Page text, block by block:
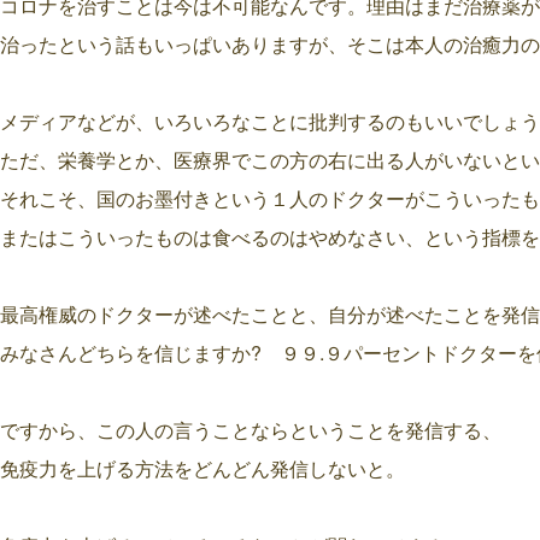
治ったという話もいっぱいありますが、そこは本人の治癒力
メディアなどが、いろいろなことに批判するのもいいでしょ
ただ、栄養学とか、医療界でこの方の右に出る人がいないと
それこそ、国のお墨付きという１人のドクターがこういった
またはこういったものは食べるのはやめなさい、という指標
最高権威のドクターが述べたことと、自分が述べたことを発
みなさんどちらを信じますか? ９９.９パーセントドクター
ですから、この人の言うことならということを発信する、
免疫力を上げる方法をどんどん発信しないと。